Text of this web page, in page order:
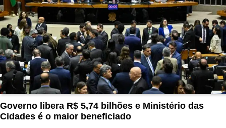
Governo libera R$ 5,74 bilhões e Ministério das
Cidades é o maior beneficiado